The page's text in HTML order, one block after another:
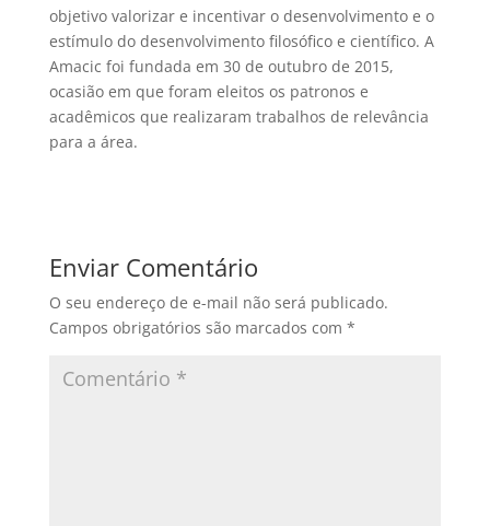
objetivo valorizar e incentivar o desenvolvimento e o
estímulo do desenvolvimento filosófico e científico. A
Amacic foi fundada em 30 de outubro de 2015,
ocasião em que foram eleitos os patronos e
acadêmicos que realizaram trabalhos de relevância
para a área.
Enviar Comentário
O seu endereço de e-mail não será publicado.
Campos obrigatórios são marcados com *